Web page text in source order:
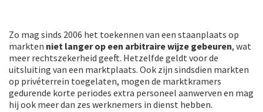
Zo mag sinds 2006 het toekennen van een staanplaats op
markten niet langer op een arbitraire wijze gebeuren, wat
meer rechtszekerheid geeft. Hetzelfde geldt voor de
uitsluiting van een marktplaats. Ook zijn sindsdien markten
op privéterrein toegelaten, mogen de marktkramers
gedurende korte periodes extra personeel aanwerven en mag
hij ook meer dan zes werknemers in dienst hebben.